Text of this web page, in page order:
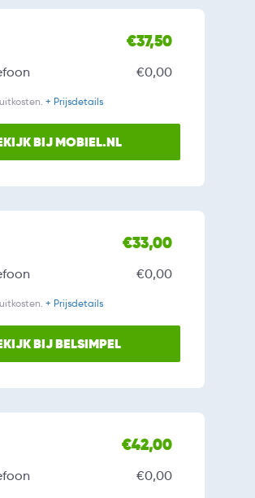
€37,50
€0,00
+ Prijsdetails
BIJ MOBIEL.NL
€33,00
€0,00
+ Prijsdetails
BIJ BELSIMPEL
€42,00
€0,00